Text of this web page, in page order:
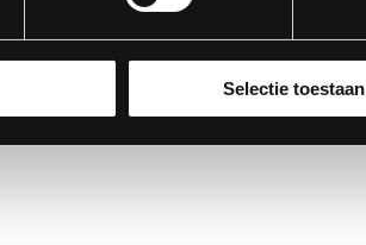
Selectie toestaan